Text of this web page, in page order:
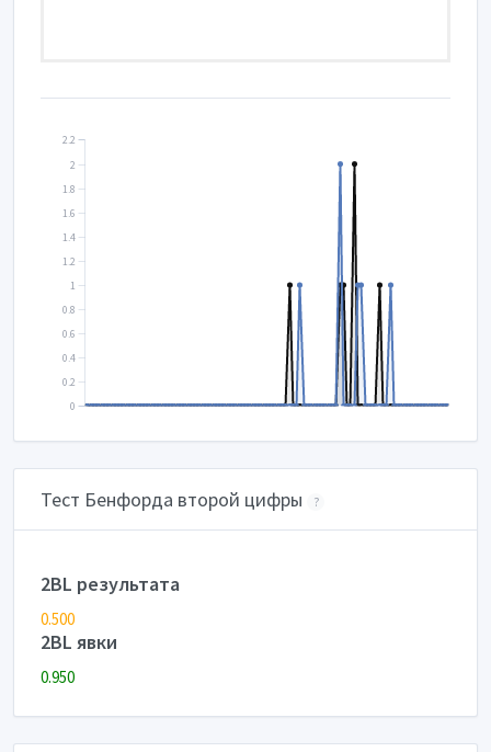
0
0.2
0.4
0.6
0.8
1
1.2
1.4
1.6
1.8
2
2.2
Тест Бенфорда второй цифры ?
2BL результата
0.500
2BL явки
0.950